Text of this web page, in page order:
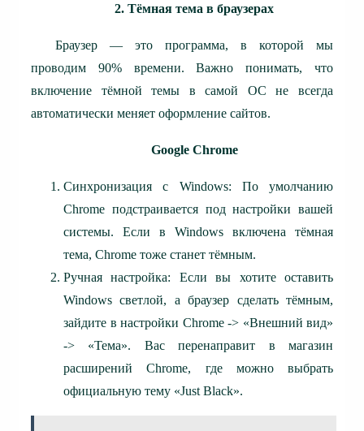
2. Тёмная тема в браузерах
Браузер — это программа, в которой мы
проводим 90% времени. Важно понимать, что
включение тёмной темы в самой ОС не всегда
автоматически меняет оформление сайтов.
Google Chrome
Синхронизация с Windows: По умолчанию
Chrome подстраивается под настройки вашей
системы. Если в Windows включена тёмная
тема, Chrome тоже станет тёмным.
Ручная настройка: Если вы хотите оставить
Windows светлой, а браузер сделать тёмным,
зайдите в настройки Chrome -> «Внешний вид»
-> «Тема». Вас перенаправит в магазин
расширений Chrome, где можно выбрать
официальную тему «Just Black».